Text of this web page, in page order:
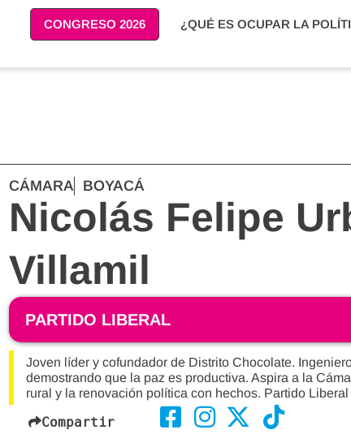
CONGRESO 2026 ¿QUÉ ES OCUPAR LA
CÁMARA BOYACÁ
Nicolás Felipe
Villamil
PARTIDO LIBERAL
Joven líder y cofundador de Distrito Chocolate.
demostrando que la paz es productiva. Aspira a la
rural y la renovación política con hechos. Partido Liberal
Compartir